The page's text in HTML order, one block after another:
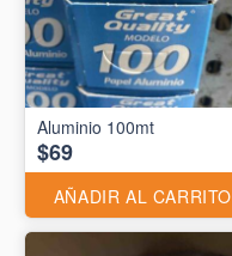
$69
AÑADIR AL CARRITO